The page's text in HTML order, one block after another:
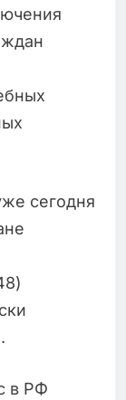
сегодня
в РФ